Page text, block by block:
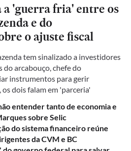
'guerra fria' entre os
e do
o ajuste fiscal
tem sinalizado a investidores
do arcabouço, chefe do
instrumentos para gerir
dois falam em 'parceria'
entender tanto de economia e
sobre Selic
do sistema financeiro reúne
da CVM e BC